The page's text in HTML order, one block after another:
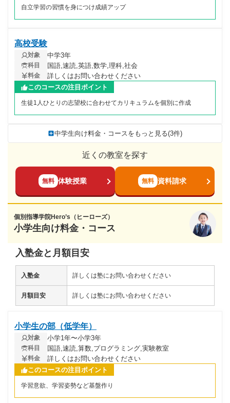
自立学習の習慣を身につけ成績アップ
高校受験
対象 中学3年
科目 国語,速読,英語,数学,理科,社会
料金
詳しくはお問い合わせください
このコースの注目ポイント
生徒1人ひとりの志望校に合わせてカリキュラムを個別に作成
中学生向け料金・コースをもっと見る(3件)
近くの教室を探す
無料 体験授業 無料 資料請求
個別指導学院Hero’s（ヒーローズ）
小学生向け料金・コース
入塾金と月額目安
入塾金 詳しくは塾にお問い合わせください
月額目安 詳しくは塾にお問い合わせください
小学生の部（低学年）
対象 小学1年〜小学3年
科目 国語,速読,算数,プログラミング,実験教室
料金
詳しくはお問い合わせください
このコースの注目ポイント
学習意欲、学習姿勢など基盤作り